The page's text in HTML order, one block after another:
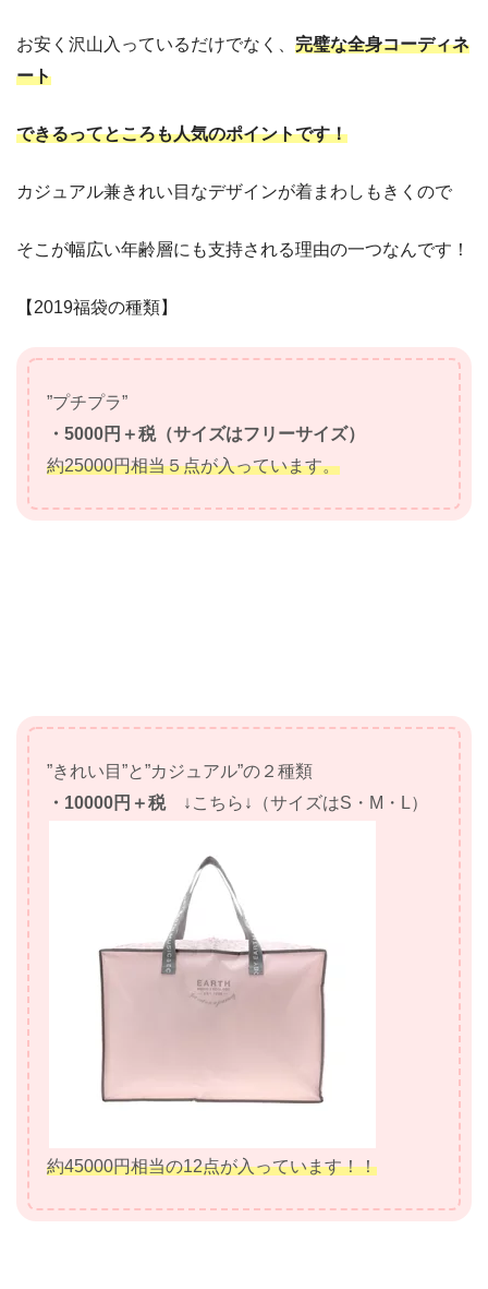
お安く沢山入っているだけでなく、 完璧な全身コーディネ
ート
できるってところも人気のポイントです！
カジュアル兼きれい目なデザインが着まわしもきくので
そこが幅広い年齢層にも支持される理由の一つなんです！
【2019福袋の種類】
”プチプラ”
・5000円＋税（サイズはフリーサイズ）
約25000円相当５点が入っています。
”きれい目”と”カジュアル”の２種類
・10000円＋税
↓こちら↓（サイズはS・M・L）
約45000円相当の12点が入っています！！